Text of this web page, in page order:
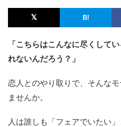
「こちらはこんなに尽くして
れないんだろう？」
恋人とのやり取りで、そんな
ませんか。
人は誰しも「フェアでいたい